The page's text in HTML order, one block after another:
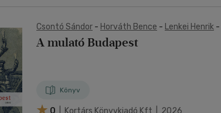
Csontó Sándor - Horváth Bence - Lenkei Henrik -
A mulató Budapest
Könyv
0 | Kortárs Könyvkiadó Kft | 2026